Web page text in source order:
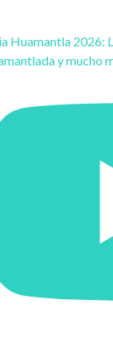
Huamantla 2026:
y mucho